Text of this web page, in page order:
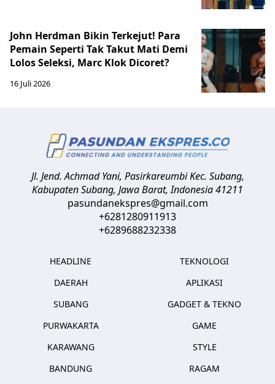
John Herdman Bikin Terkejut! Para
Pemain Seperti Tak Takut Mati Demi
Lolos Seleksi, Marc Klok Dicoret?
16 Juli 2026
Jl. Jend. Achmad Yani, Pasirkareumbi Kec. Subang,
Kabupaten Subang, Jawa Barat,Indonesia41211
pasundanekspres@gmail.com
+6281280911913
+6289688232338
HEADLINE
DAERAH
SUBANG
PURWAKARTA
KARAWANG
BANDUNG
TEKNOLOGI
APLIKASI
GADGET & TEKNO
GAME
STYLE
RAGAM